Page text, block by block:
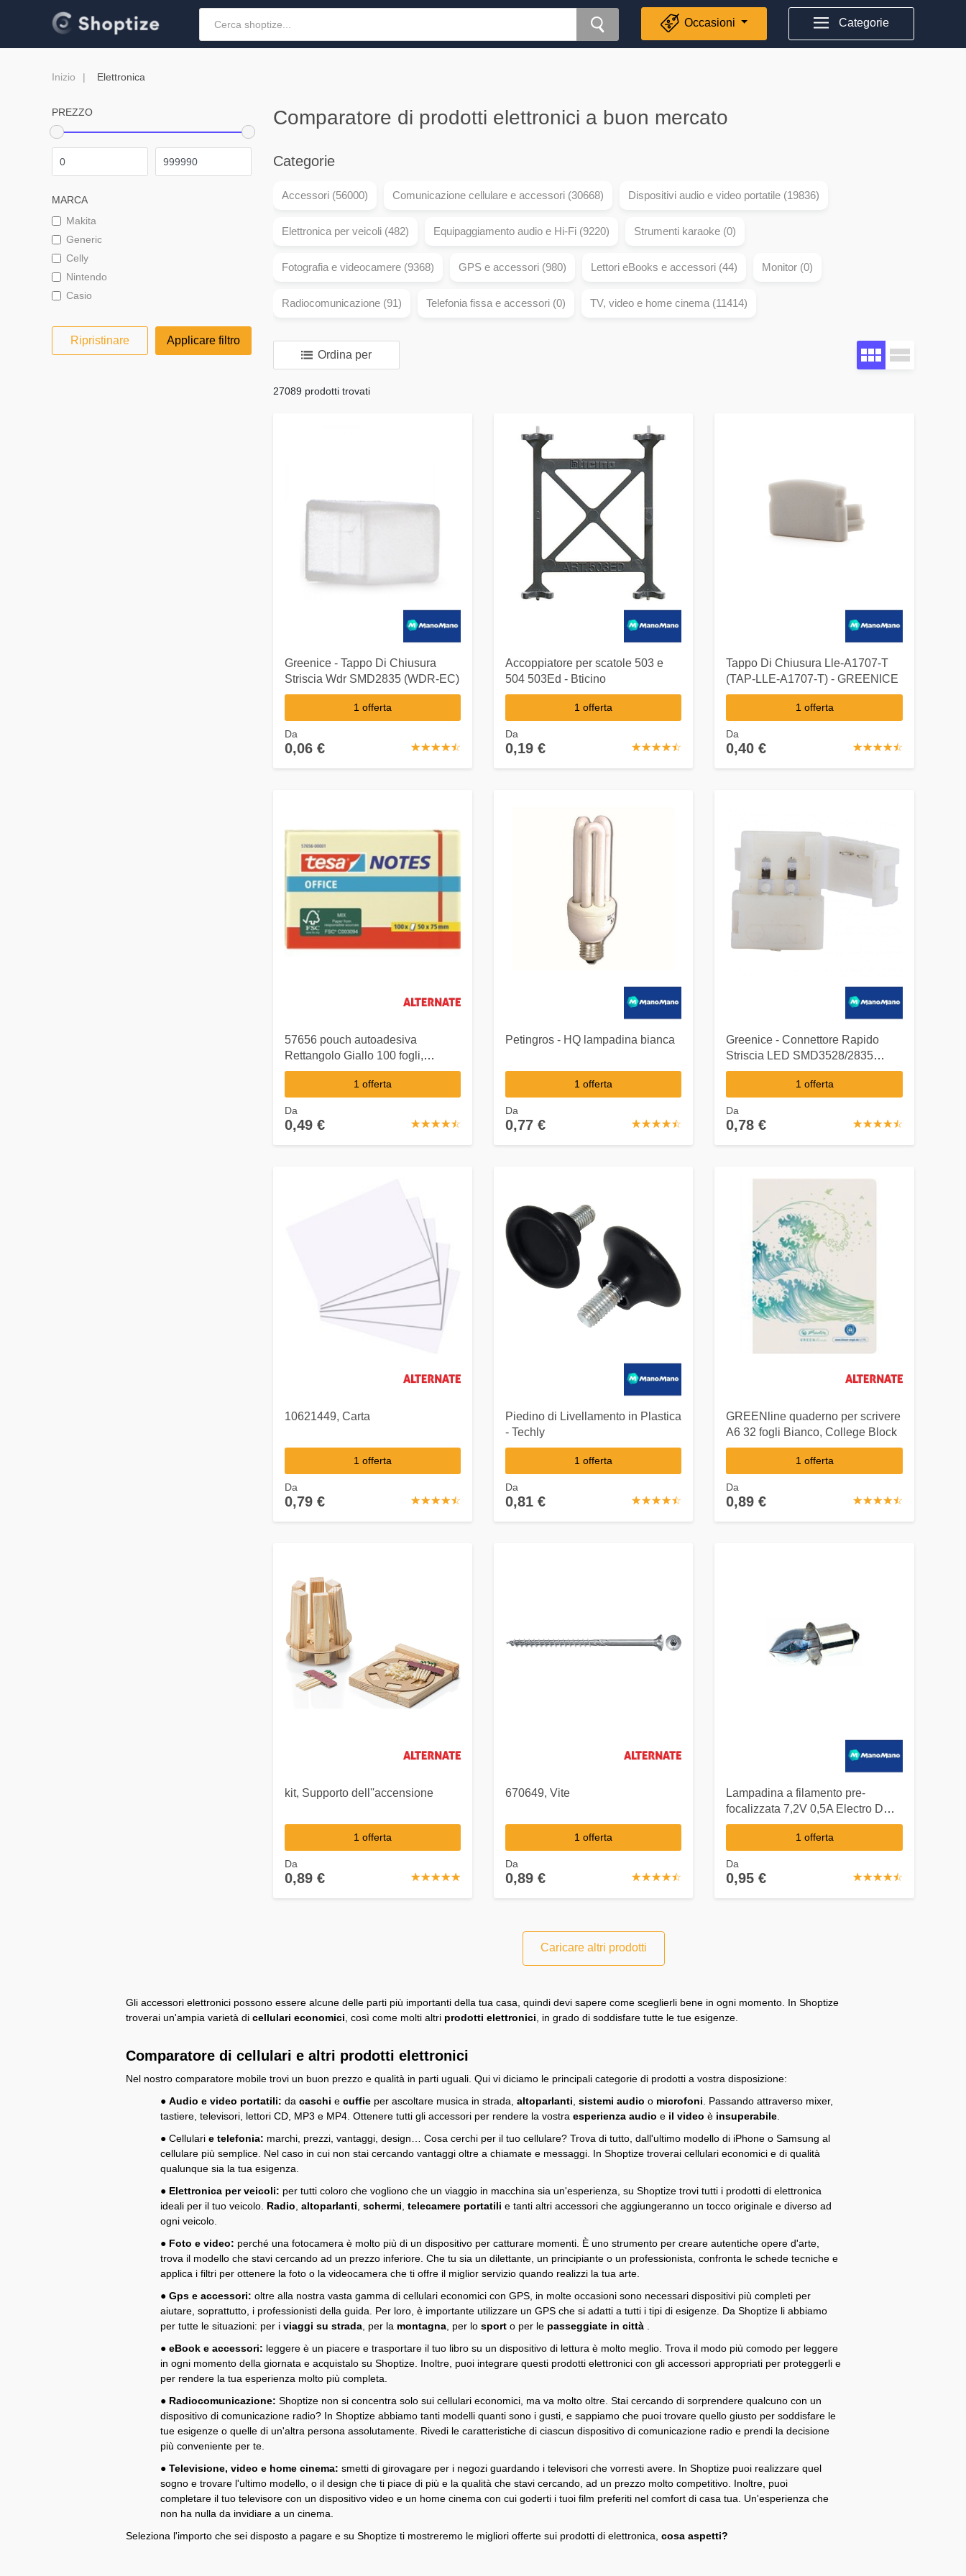
Occasioni Categorie
Inizio Elettronica
PREZZO
MARCA
Makita
Generic
Celly
Nintendo
Casio
Ripristinare Applicare filtro
Comparatore di prodotti elettronici a buon mercato
Categorie
Accessori (56000) Comunicazione cellulare e accessori (30668) Dispositivi audio e video portatile (19836)
Elettronica per veicoli (482) Equipaggiamento audio e Hi-Fi (9220) Strumenti karaoke (0)
Fotografia e videocamere (9368) GPS e accessori (980) Lettori eBooks e accessori (44) Monitor (0)
Radiocomunicazione (91) Telefonia fissa e accessori (0) TV, video e home cinema (11414)
Ordina per
27089 prodotti trovati
Greenice - Tappo Di Chiusura
Striscia Wdr SMD2835 (WDR-EC)
1 offerta
☆☆☆☆☆
★★★★★
Da
0,06 €
Accoppiatore per scatole 503 e
504 503Ed - Bticino
1 offerta
☆☆☆☆☆
★★★★★
Da
0,19 €
Tappo Di Chiusura Lle-A1707-T
(TAP-LLE-A1707-T) - GREENICE
1 offerta
☆☆☆☆☆
★★★★★
Da
0,40 €
57656 pouch autoadesiva
Rettangolo Giallo 100 fogli,
Addesivo
1 offerta
☆☆☆☆☆
★★★★★
Da
0,49 €
Petingros - HQ lampadina bianca
1 offerta
☆☆☆☆☆
★★★★★
Da
0,77 €
Greenice - Connettore Rapido
Striscia LED SMD3528/2835
12/24VDC (KD-CONRAP3528)
1 offerta
☆☆☆☆☆
★★★★★
Da
0,78 €
10621449, Carta
1 offerta
☆☆☆☆☆
★★★★★
Da
0,79 €
Piedino di Livellamento in Plastica
- Techly
1 offerta
☆☆☆☆☆
★★★★★
Da
0,81 €
GREENline quaderno per scrivere
A6 32 fogli Bianco, College Block
1 offerta
☆☆☆☆☆
★★★★★
Da
0,89 €
kit, Supporto dell''accensione
1 offerta
☆☆☆☆☆
★★★★★
Da
0,89 €
670649, Vite
1 offerta
☆☆☆☆☆
★★★★★
Da
0,89 €
Lampadina a filamento pre-
focalizzata 7,2V 0,5A Electro DH.
12.320/7.2/0.5 8430552072033
1 offerta
☆☆☆☆☆
★★★★★
Da
0,95 €
Caricare altri prodotti
Gli accessori elettronici possono essere alcune delle parti più importanti della tua casa, quindi devi sapere come sceglierli bene in ogni momento. In Shoptize
troverai un'ampia varietà di cellulari economici , così come molti altri prodotti elettronici , in grado di soddisfare tutte le tue esigenze.
Comparatore di cellulari e altri prodotti elettronici
Nel nostro comparatore mobile trovi un buon prezzo e qualità in parti uguali. Qui vi diciamo le principali categorie di prodotti a vostra disposizione:
● Audio e video portatili: da caschi e cuffie per ascoltare musica in strada, altoparlanti sistemi audio o microfoni . Passando attraverso mixer,
tastiere, televisori, lettori CD, MP3 e MP4. Ottenere tutti gli accessori per rendere la vostra esperienza audio e il video è insuperabile.
● Cellulari e telefonia: marchi, prezzi, vantaggi, design… Cosa cerchi per il tuo cellulare? Trova di tutto, dall'ultimo modello di iPhone o Samsung al
cellulare più semplice. Nel caso in cui non stai cercando vantaggi oltre a chiamate e messaggi. In Shoptize troverai cellulari economici e di qualità
qualunque sia la tua esigenza.
● Elettronica per veicoli: per tutti coloro che vogliono che un viaggio in macchina sia un'esperienza, su Shoptize trovi tutti i prodotti di elettronica
ideali per il tuo veicolo. Radio altoparlanti schermi telecamere portatili e tanti altri accessori che aggiungeranno un tocco originale e diverso ad
ogni veicolo.
● Foto e video: perché una fotocamera è molto più di un dispositivo per catturare momenti. È uno strumento per creare autentiche opere d'arte,
trova il modello che stavi cercando ad un prezzo inferiore. Che tu sia un dilettante, un principiante o un professionista, confronta le schede tecniche e
applica i filtri per ottenere la foto o la videocamera che ti offre il miglior servizio quando realizzi la tua arte.
● Gps e accessori: oltre alla nostra vasta gamma di cellulari economici con GPS, in molte occasioni sono necessari dispositivi più completi per
aiutare, soprattutto, i professionisti della guida. Per loro, è importante utilizzare un GPS che si adatti a tutti i tipi di esigenze. Da Shoptize li abbiamo
per tutte le situazioni: per i viaggi su strada, per la montagna, per lo sport o per le passeggiate in città
● eBook e accessori: leggere è un piacere e trasportare il tuo libro su un dispositivo di lettura è molto meglio. Trova il modo più comodo per leggere
in ogni momento della giornata e acquistalo su Shoptize. Inoltre, puoi integrare questi prodotti elettronici con gli accessori appropriati per proteggerli e
per rendere la tua esperienza molto più completa.
● Radiocomunicazione: Shoptize non si concentra solo sui cellulari economici, ma va molto oltre. Stai cercando di sorprendere qualcuno con un
dispositivo di comunicazione radio? In Shoptize abbiamo tanti modelli quanti sono i gusti, e sappiamo che puoi trovare quello giusto per soddisfare le
tue esigenze o quelle di un'altra persona assolutamente. Rivedi le caratteristiche di ciascun dispositivo di comunicazione radio e prendi la decisione
più conveniente per te.
● Televisione, video e home cinema: smetti di girovagare per i negozi guardando i televisori che vorresti avere. In Shoptize puoi realizzare quel
sogno e trovare l'ultimo modello, o il design che ti piace di più e la qualità che stavi cercando, ad un prezzo molto competitivo. Inoltre, puoi
completare il tuo televisore con un dispositivo video e un home cinema con cui goderti i tuoi film preferiti nel comfort di casa tua. Un'esperienza che
non ha nulla da invidiare a un cinema.
Seleziona l'importo che sei disposto a pagare e su Shoptize ti mostreremo le migliori offerte sui prodotti di elettronica, cosa aspetti?